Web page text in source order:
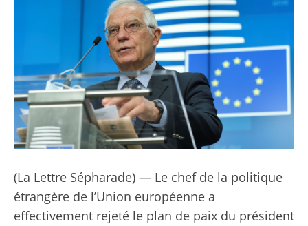
(La Lettre Sépharade) — Le chef de la politique
étrangère de l’Union européenne a
effectivement rejeté le plan de paix du président